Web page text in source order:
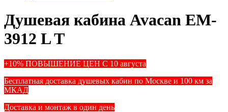
Душевая кабина Avacan EM-
3912 L T
+10% ПОВЫШЕНИЕ ЦЕН С 10 августа
Бесплатная доставка душевых кабин по Москве и 100 км за
МКАД
Доставка и монтаж в один день